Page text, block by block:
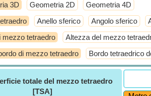
3D Geometria 2D Geometria 4D
Anello sferico Angolo sferico
mezzo tetraedro Altezza del mezzo
di mezzo tetraedro Bordo tetraedrico
totale del mezzo tetraedro
[TSA]